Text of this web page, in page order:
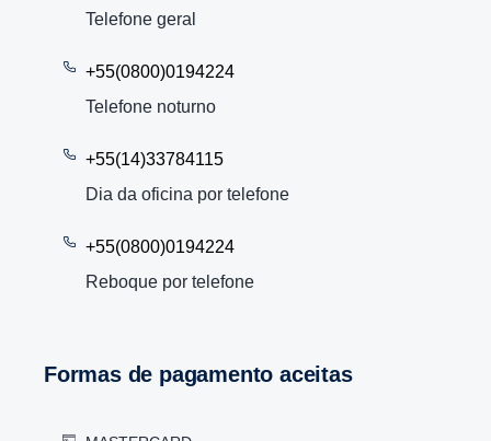
Telefone geral
+55(0800)0194224
Telefone noturno
+55(14)33784115
Dia da oficina por telefone
+55(0800)0194224
Reboque por telefone
Formas de pagamento aceitas